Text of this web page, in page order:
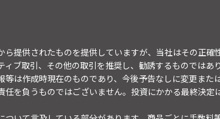
提供されたものを提供していますが、当社はその正
ブ取引、その他の取引を推奨し、勧誘するものではあ
は作成時現在のものであり、今後予告なしに変更また
を負うものではございません。投資にかかる最終決